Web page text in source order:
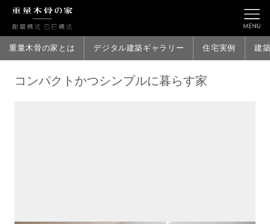
重量木骨の家とは デジタル建築ギャラリー 住宅実例 建
コンパクトかつシンプルに暮らす家